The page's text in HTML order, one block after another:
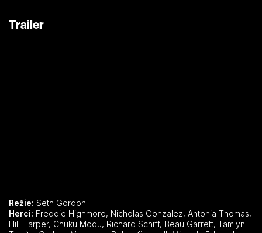
Trailer
Režie: Seth Gordon
Herci: